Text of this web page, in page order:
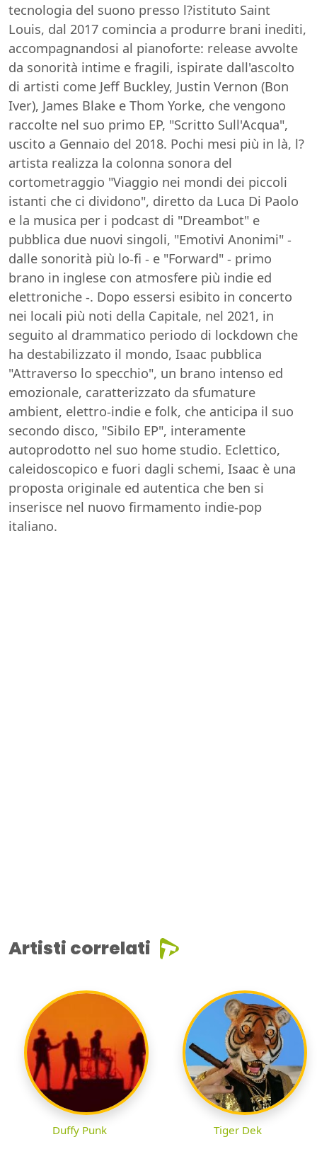
tecnologia del suono presso l?istituto Saint
Louis, dal 2017 comincia a produrre brani inediti,
accompagnandosi al pianoforte: release avvolte
da sonorità intime e fragili, ispirate dall'ascolto
di artisti come Jeff Buckley, Justin Vernon (Bon
Iver), James Blake e Thom Yorke, che vengono
raccolte nel suo primo EP, "Scritto Sull'Acqua",
uscito a Gennaio del 2018. Pochi mesi più in là, l?
artista realizza la colonna sonora del
cortometraggio "Viaggio nei mondi dei piccoli
istanti che ci dividono", diretto da Luca Di Paolo
e la musica per i podcast di "Dreambot" e
pubblica due nuovi singoli, "Emotivi Anonimi" -
dalle sonorità più lo-fi - e "Forward" - primo
brano in inglese con atmosfere più indie ed
elettroniche -. Dopo essersi esibito in concerto
nei locali più noti della Capitale, nel 2021, in
seguito al drammatico periodo di lockdown che
ha destabilizzato il mondo, Isaac pubblica
"Attraverso lo specchio", un brano intenso ed
emozionale, caratterizzato da sfumature
ambient, elettro-indie e folk, che anticipa il suo
secondo disco, "Sibilo EP", interamente
autoprodotto nel suo home studio. Eclettico,
caleidoscopico e fuori dagli schemi, Isaac è una
proposta originale ed autentica che ben si
inserisce nel nuovo firmamento indie-pop
italiano.
Artisti correlati
Duffy Punk Tiger Dek